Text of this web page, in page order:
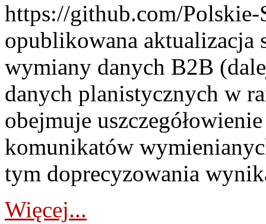
https://github.com/Polskie-
opublikowana aktualizacja
wymiany danych B2B
danych planistycznych w
obejmuje
komunikatów
tym doprecyzowania
Więcej...